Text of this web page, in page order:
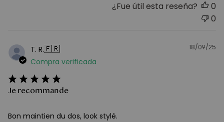
¿Fue útil esta reseña?
0
0
T. R.🇫🇷
Compra verificada
Je recommande
Bon maintien du dos, look stylé.
18/09/25